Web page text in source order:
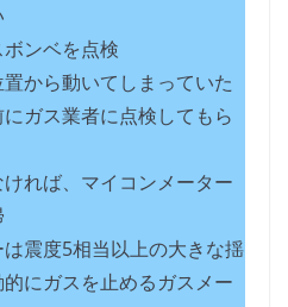
ンベを点検
から動いてしまっていた
ガス業者に点検してもら
れば、マイコンメーター
震度5相当以上の大きな揺
にガスを止めるガスメー